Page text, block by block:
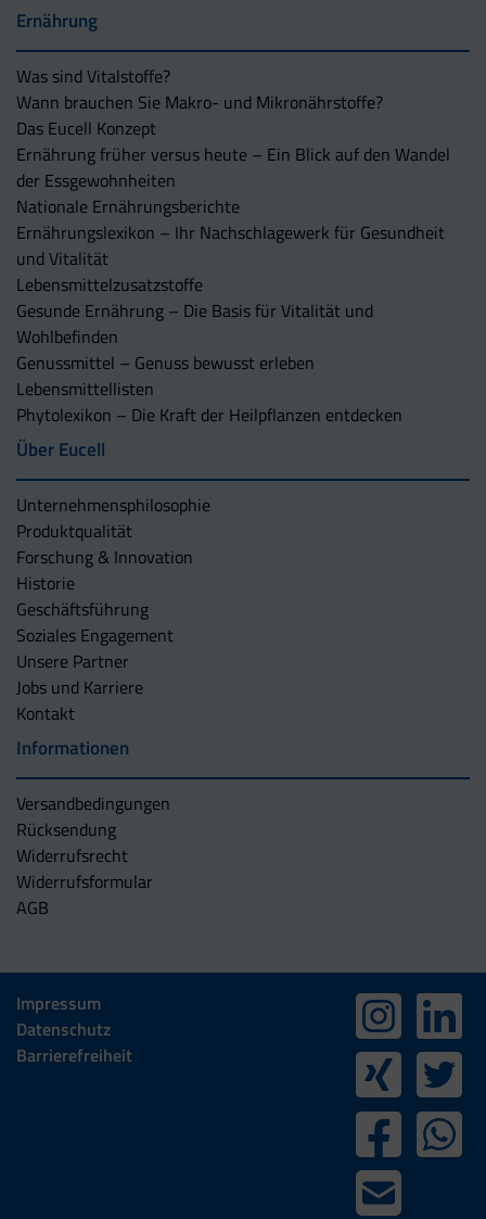
Ernährung
Was sind Vitalstoffe?
Wann brauchen Sie Makro- und Mikronährstoffe?
Das Eucell Konzept
Ernährung früher versus heute – Ein Blick auf den Wandel
der Essgewohnheiten
Nationale Ernährungsberichte
Ernährungslexikon – Ihr Nachschlagewerk für Gesundheit
und Vitalität
Lebensmittelzusatzstoffe
Gesunde Ernährung – Die Basis für Vitalität und
Wohlbefinden
Genussmittel – Genuss bewusst erleben
Lebensmittellisten
Phytolexikon – Die Kraft der Heilpflanzen entdecken
Über Eucell
Unternehmens­philosophie
Produktqualität
Forschung & Innovation
Historie
Geschäftsführung
Soziales Engagement
Unsere Partner
Jobs und Karriere
Kontakt
Informationen
Versandbedingungen
Rücksendung
Widerrufsrecht
Widerrufsformular
AGB
Impressum
Datenschutz
Barrierefreiheit